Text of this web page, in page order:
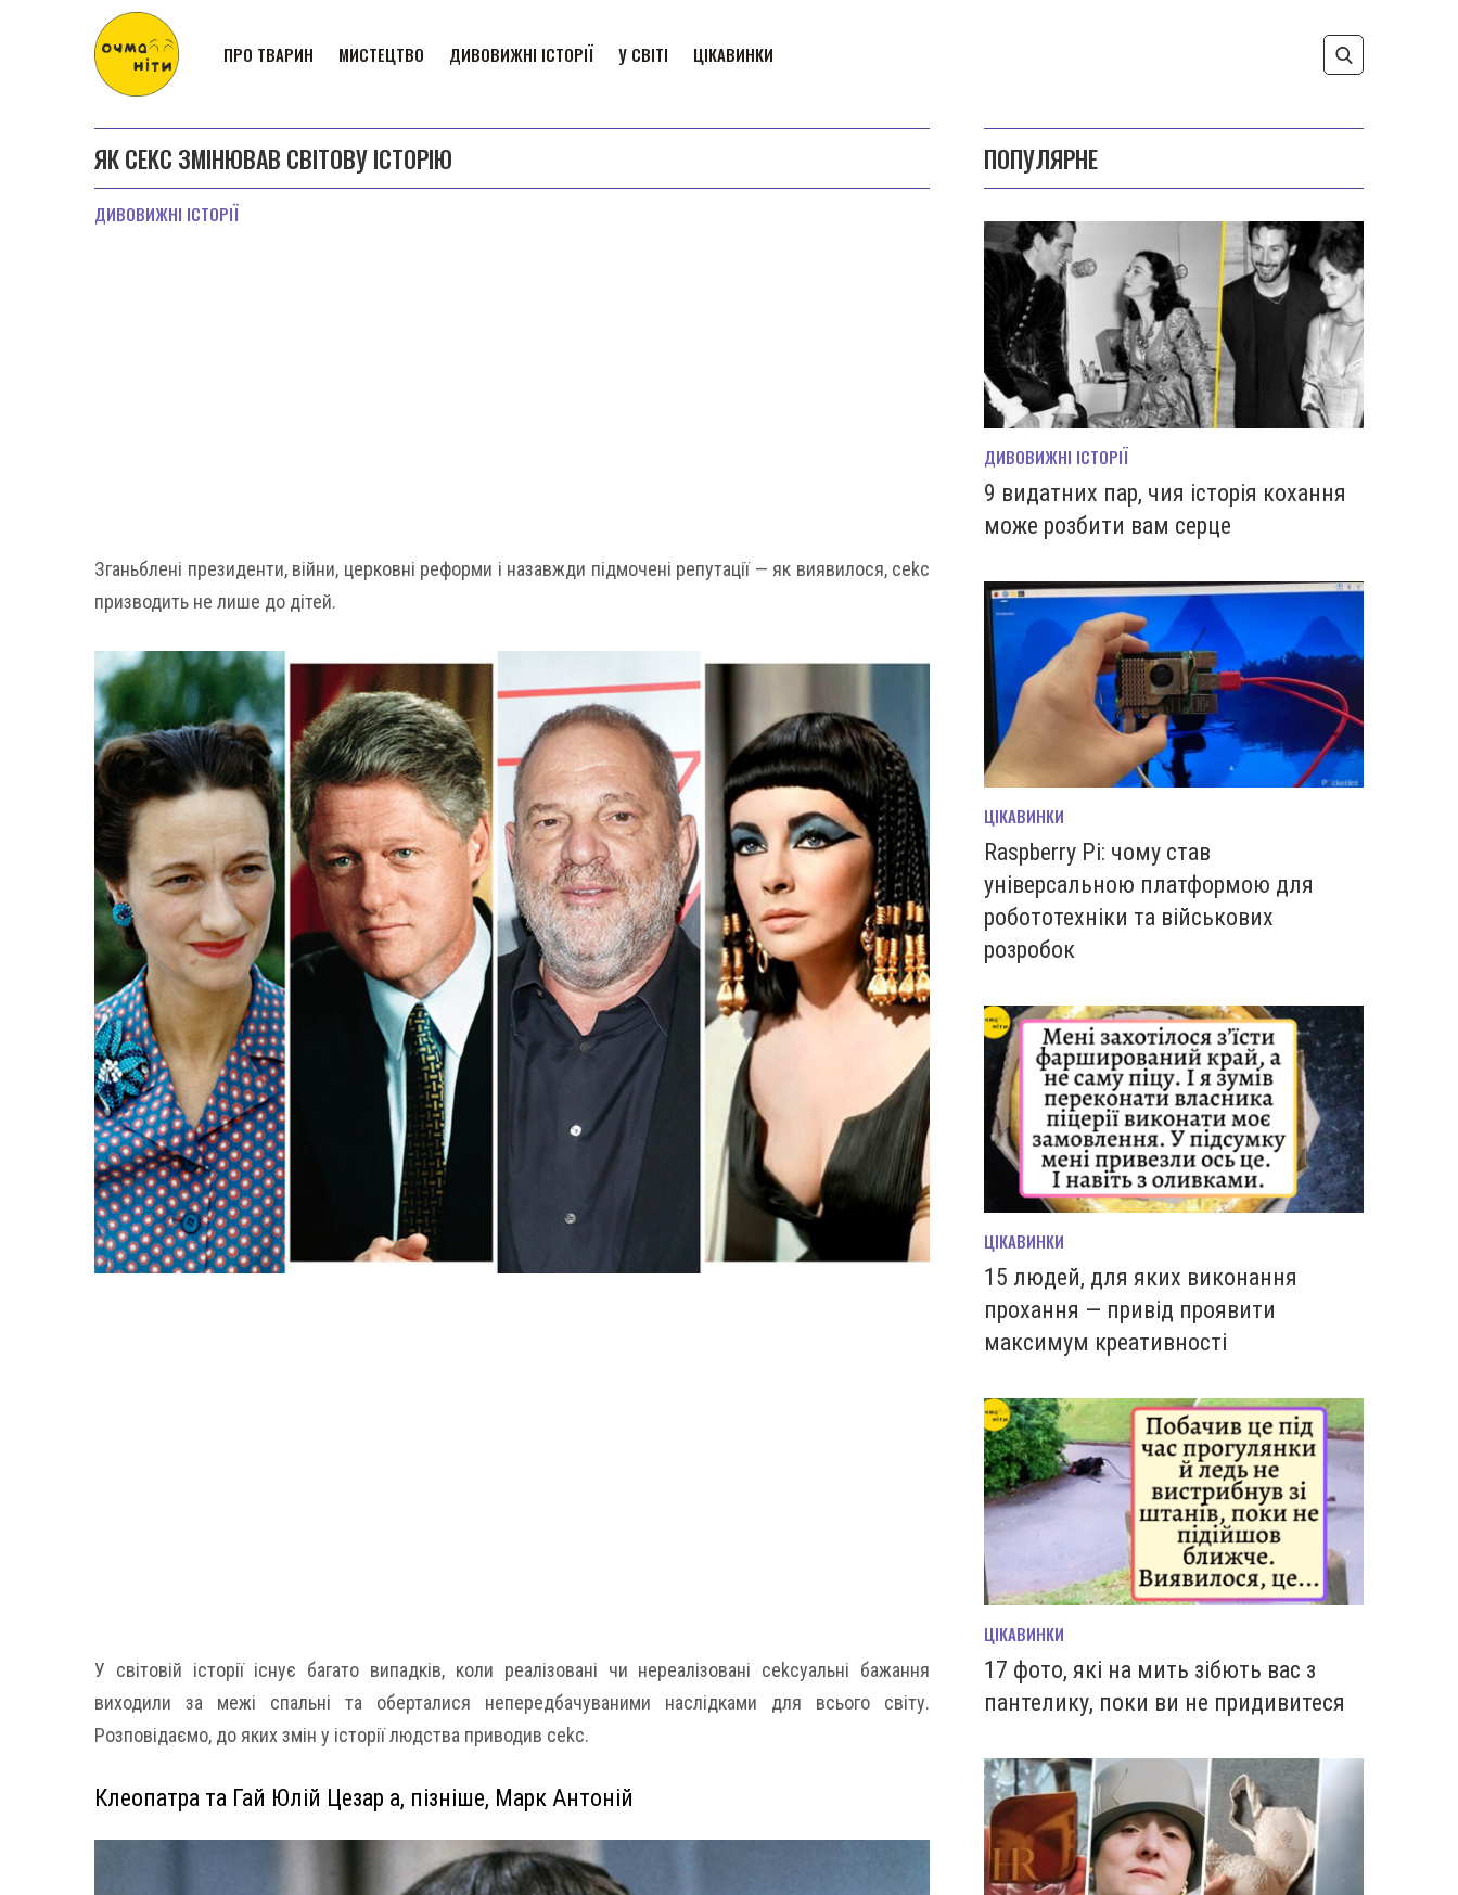
ПРО ТВАРИН МИСТЕЦТВО ДИВОВИЖНІ ІСТОРІЇ У СВІТІ ЦІКАВИНКИ
ЯК СЕKС ЗМІНЮВАВ СВІТОВУ ІСТОРІЮ
ДИВОВИЖНІ ІСТОРІЇ
Зганьблені президенти, війни, церковні реформи і назавжди підмочені репутації — як виявилося, сеkс
призводить не лише до дітей.
У світовій історії існує багато випадків, коли реалізовані чи нереалізовані сеkсуальні бажання
виходили за межі спальні та оберталися непередбачуваними наслідками для всього світу.
Розповідаємо, до яких змін у історії людства приводив сеkс.
Клеопатра та Гай Юлій Цезар a, пізніше, Марк Антоній
ПОПУЛЯРНЕ
ДИВОВИЖНІ ІСТОРІЇ
9 видатних пар, чия історія кохання
може розбити вам серце
ЦІКАВИНКИ
Raspberry Pi: чому став
універсальною платформою для
робототехніки та військових
розробок
ЦІКАВИНКИ
15 людей, для яких виконання
прохання — привід проявити
максимум креативності
ЦІКАВИНКИ
17 фото, які на мить зiбють вас з
пантелику, поки ви не придивитеся